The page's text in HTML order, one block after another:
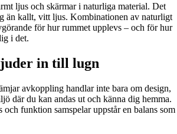
ljus och skärmar i naturliga material. Det
än kallt, vitt ljus. Kombinationen av naturligt
för hur rummet upplevs – och för hur
i det.
in till lugn
avkoppling handlar inte bara om design,
där du kan andas ut och känna dig hemma.
funktion samspelar uppstår en balans som